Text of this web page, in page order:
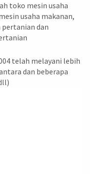
toko mesin usaha
usaha makanan,
pertanian dan
telah melayani lebih
dan beberapa